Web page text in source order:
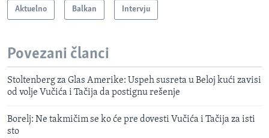
Aktuelno Balkan Intervju
Povezani članci
Stoltenberg za Glas Amerike: Uspeh susreta u Beloj kući zavisi
od volje Vučića i Tačija da postignu rešenje
Borelj: Ne takmičim se ko će pre dovesti Vučića i Tačija za isti
sto